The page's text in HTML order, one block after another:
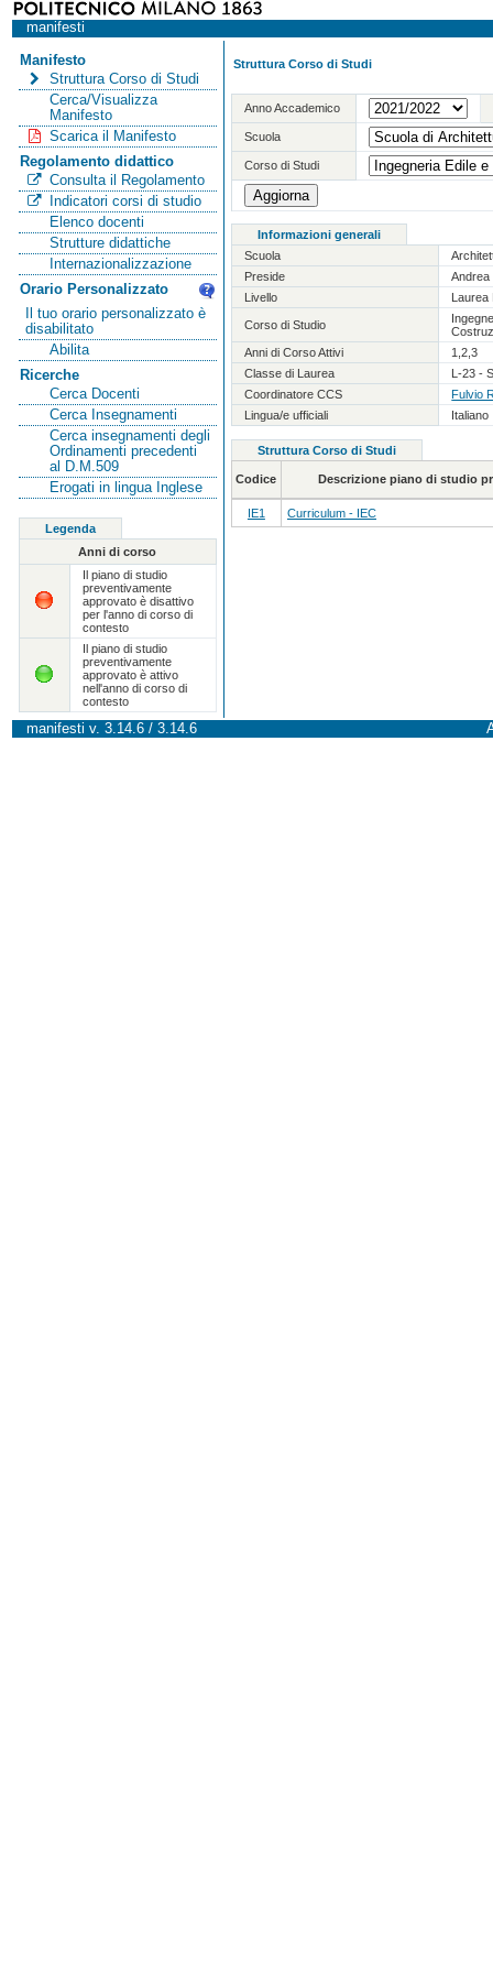
manifesti
Manifesto
Struttura Corso di Studi
Cerca/Visualizza
Manifesto
Scarica il Manifesto
Regolamento didattico
Consulta il Regolamento
Indicatori corsi di studio
Elenco docenti
Strutture didattiche
Internazionalizzazione
Orario Personalizzato
Il tuo orario personalizzato è
disabilitato
Abilita
Ricerche
Cerca Docenti
Cerca Insegnamenti
Cerca insegnamenti degli
Ordinamenti precedenti
al D.M.509
Erogati in lingua Inglese
Legenda
Anni di corso
Il piano di studio
preventivamente
approvato è disattivo
per l'anno di corso di
contesto
Il piano di studio
preventivamente
approvato è attivo
nell'anno di corso di
contesto
Struttura Corso di Studi
Anno Accademico
Scuola
Corso di Studi
Informazioni generali
Scuola
Preside
Andrea
Livello
Laurea
Corso di Studio
Anni di Corso Attivi
1,2,3
Classe di Laurea
L-23 -
Coordinatore CCS
Fulvio
Lingua/e ufficiali
Italiano
Struttura Corso di Studi
Codice Descrizione piano di studio
IE1 Curriculum - IEC
manifesti v. 3.14.6 / 3.14.6